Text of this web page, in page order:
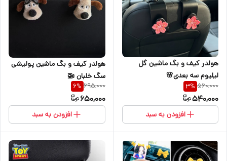
هولدر کیف و بگ ماشین گل
لیلیوم سه بعدی🌸
560,000
3%
540,000
افزودن به سبد
هولدر کیف و بگ ماشین پولیشی
سگ خلبان 🚁
695,000
6%
650,000
افزودن به سبد